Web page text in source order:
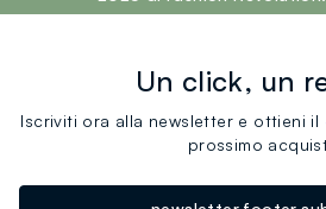
Un click, un
Iscriviti ora alla newsletter e ottieni il
prossimo